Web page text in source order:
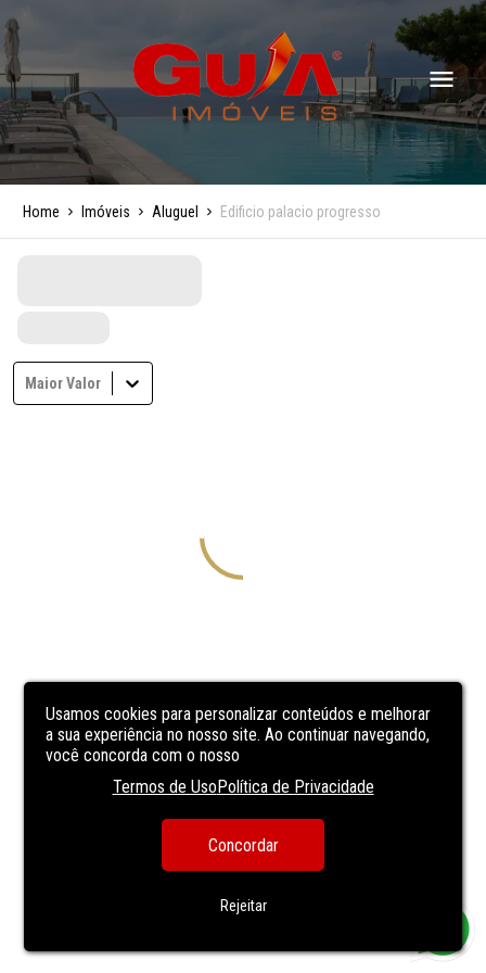
Usamos cookies para personalizar conteúdos e melhorar
a sua experiência no nosso site. Ao continuar navegando,
você concorda com o nosso
Termos de UsoPolítica de Privacidade
Concordar
Rejeitar
Home Imóveis Aluguel Edificio palacio progresso
Maior Valor